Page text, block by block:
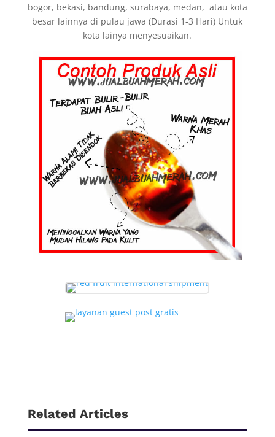
bogor, bekasi, bandung, surabaya, medan, atau kota
besar lainnya di pulau jawa (Durasi 1-3 Hari) Untuk
kota lainya menyesuaikan.
Related Articles